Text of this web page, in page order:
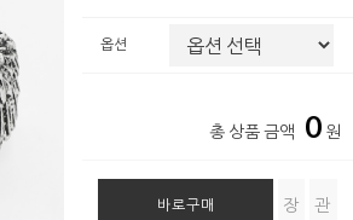
옵션
총 상품 금액 0 원
바로구매
장
관